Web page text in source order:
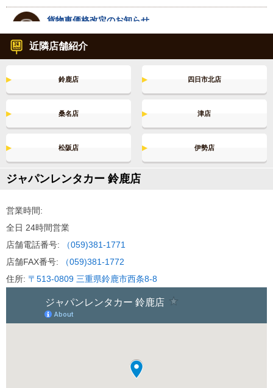
貨物車価格改定のお知らせ
2024.7.1～
名古屋市プレミアム商品券＆金シャチマネーが使えま
す！
2024.6.25～
7人乗りアルファードZ対象地域拡大！
2023.12.28～
正社員＆アルバイト募集中！
YouTube公式チャンネル開設！！
2019.03.29
引越しに使えるレンタカー特集
近隣店舗紹介
鈴鹿店 四日市北店
桑名店 津店
松阪店 伊勢店
ジャパンレンタカー 鈴鹿店
営業時間:
全日 24時間営業
店舗電話番号:
（059)381-1771
店舗FAX番号:
（059)381-1772
住所: 〒513-0809 三重県鈴鹿市西条8-8